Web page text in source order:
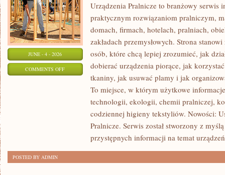
JUNE - 4 - 2026
COMMENTS OFFON
Urządzenia Pralnicze to branżowy serwis
praktycznym rozwiązaniom pralniczym,
domach, firmach, hotelach, pralniach,
zakładach przemysłowych. Strona
osób, które chcą lepiej zrozumieć, jak
dobierać urządzenia piorące, jak
tkaniny, jak usuwać plamy i jak
To miejsce, w którym użytkowe
technologii, ekologii, chemii pralniczej,
codziennej higieny tekstyliów. Nowości:
Pralnicze. Serwis został stworzony z
przystępnych informacji na temat
POSTED BY ADMIN